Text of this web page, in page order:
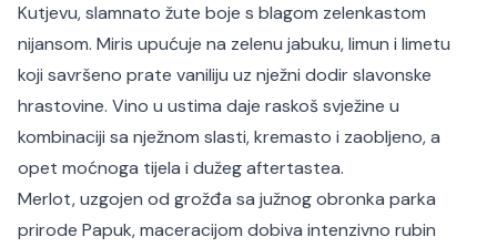
Kutjevu, slamnato žute boje s blagom zelenkastom
nijansom. Miris upućuje na zelenu jabuku, limun i limetu
koji savršeno prate vaniliju uz nježni dodir slavonske
hrastovine. Vino u ustima daje raskoš svježine u
kombinaciji sa nježnom slasti, kremasto i zaobljeno, a
opet moćnoga tijela i dužegaftertastea.
Merlot, uzgojen od grožđa sa južnog obronka parka
prirode Papuk, maceracijom dobiva intenzivno rubin